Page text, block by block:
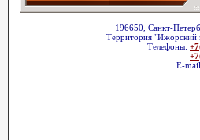
196650, Санкт-
Территория "Ижорский
Телефоны:
E-